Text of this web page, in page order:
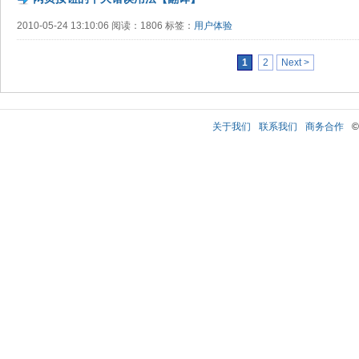
2010-05-24 13:10:06 阅读：1806 标签： 用户体验
1 2 Next >
关于我们 联系我们 商务合作